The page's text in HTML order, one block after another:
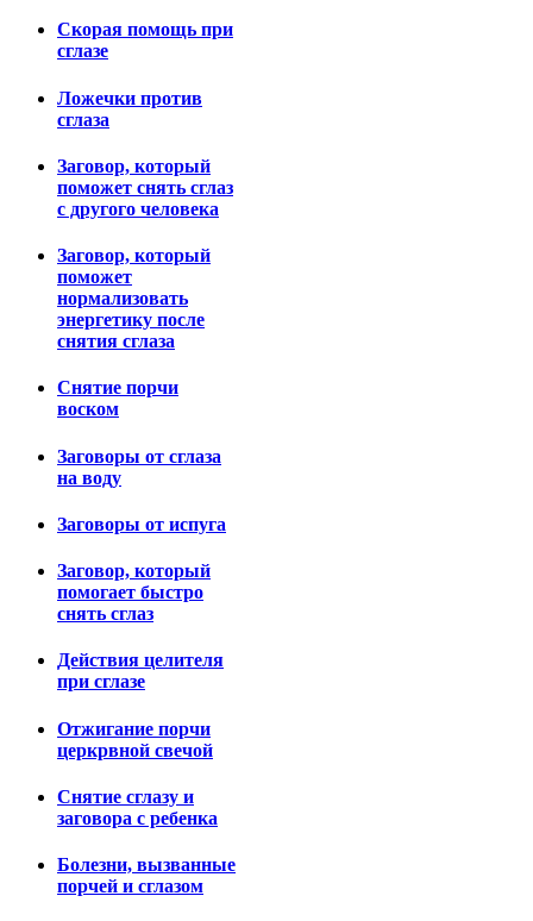
Скорая помощь при
сглазе
Ложечки против
сглаза
Заговор, который
поможет снять сглаз
с другого человека
Заговор, который
поможет
нормализовать
энергетику после
снятия сглаза
Снятие порчи
воском
Заговоры от сглаза
на воду
Заговоры от испуга
Заговор, который
помогает быстро
снять сглаз
Действия целителя
при сглазе
Отжигание порчи
церкрвной свечой
Снятие сглазу и
заговора с ребенка
Болезни, вызванные
порчей и сглазом